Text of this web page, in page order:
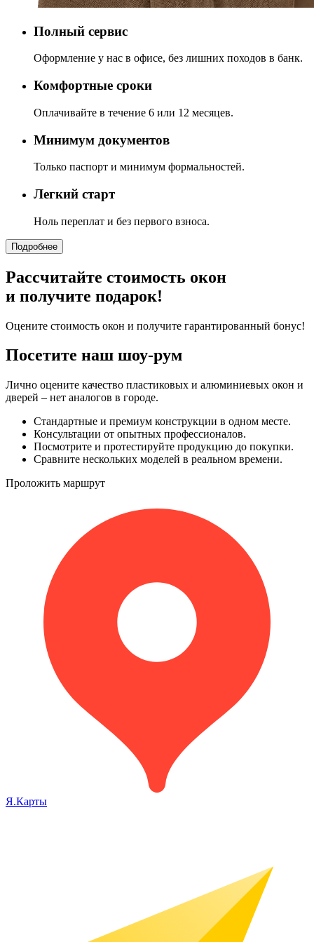
Полный сервис
Оформление у нас в офисе, без лишних походов в банк.
Комфортные сроки
Оплачивайте в течение 6 или 12 месяцев.
Минимум документов
Только паспорт и минимум формальностей.
Легкий старт
Ноль переплат и без первого взноса.
Подробнее
Рассчитайте стоимость окон
и получите подарок!
Оцените стоимость окон и получите гарантированный бонус!
Посетите наш шоу-рум
Лично оцените качество пластиковых и алюминиевых окон и
дверей – нет аналогов в городе.
Стандартные и премиум конструкции в одном месте.
Консультации от опытных профессионалов.
Посмотрите и протестируйте продукцию до покупки.
Сравните нескольких моделей в реальном времени.
Проложить маршрут
Я.Карты